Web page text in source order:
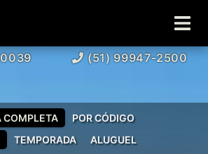
(51) 99947-2500
TEMPORADA ALUGUEL
COMPLETA POR CÓDIGO